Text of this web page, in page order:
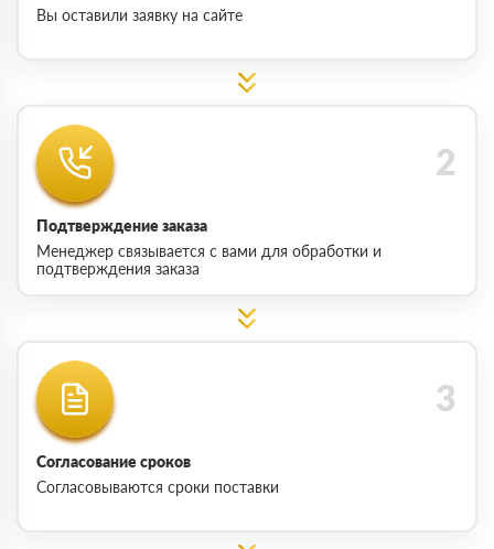
Вы оставили заявку на сайте
Подтверждение заказа
Менеджер связывается с вами для обработки и
подтверждения заказа
Согласование сроков
Согласовываются сроки поставки